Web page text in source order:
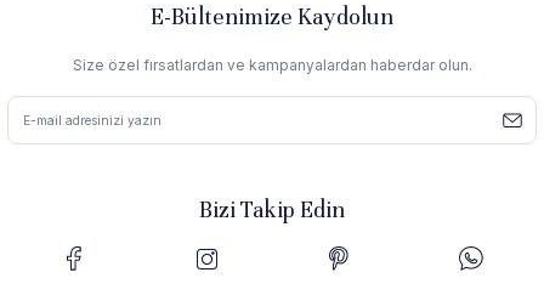
E-Bültenimize Kaydolun
Size özel fırsatlardan ve kampanyalardan haberdar olun.
Bizi Takip Edin